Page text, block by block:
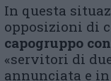
In questa
opposizioni di
capogruppo
«servitori di
annunciata e